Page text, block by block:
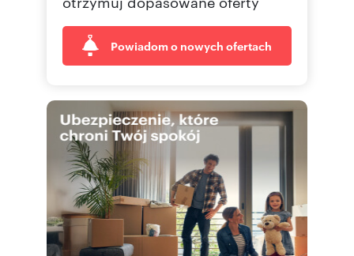
Powiadom o nowych ofertach